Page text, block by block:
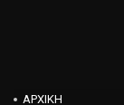
ΑΡΧΙΚΗ